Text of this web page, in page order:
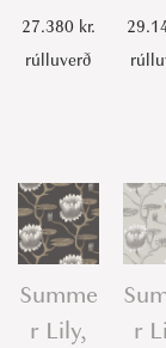
27.380 kr.
rúlluverð
Summe
r Lily,
r